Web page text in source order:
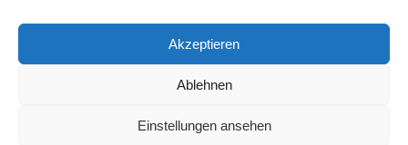
Akzeptieren
Ablehnen
Einstellungen ansehen